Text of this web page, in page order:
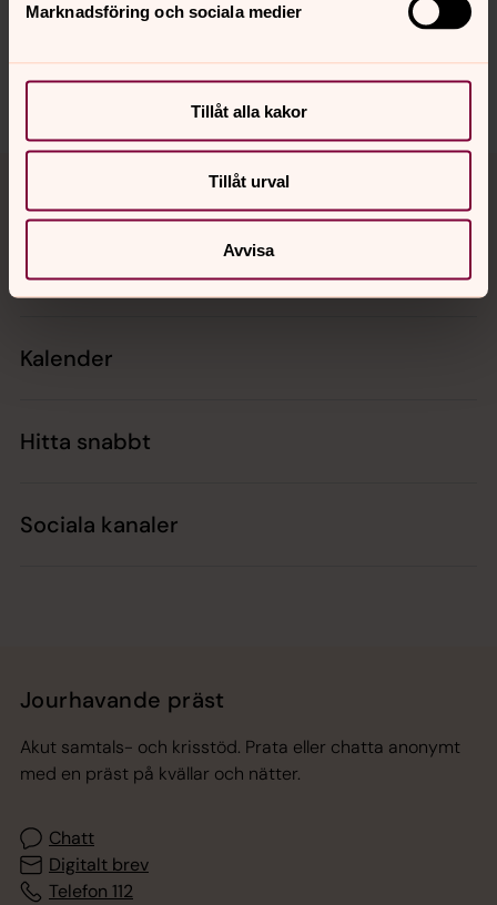
Marknadsföring och sociala medier
Tillåt alla kakor
Tillåt urval
Avvisa
hovsta.pastorat@svenskakyrkan.se
Kontakt
Kalender
Hitta snabbt
Sociala kanaler
Jourhavande präst
Akut samtals- och krisstöd. Prata eller chatta anonymt
med en präst på kvällar och nätter.
Chatt
Digitalt brev
Telefon 112